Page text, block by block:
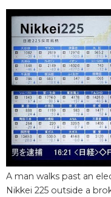
Фото/Видео
Разделы
Люди
Блог
Политика
Экономика
Популярные
Японский язык
Японский
Семья
A man walks past an
Nikkei 225 outside a